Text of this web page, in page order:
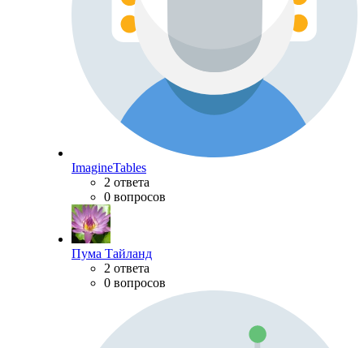
ImagineTables
2 ответа
0 вопросов
Пума Тайланд
2 ответа
0 вопросов